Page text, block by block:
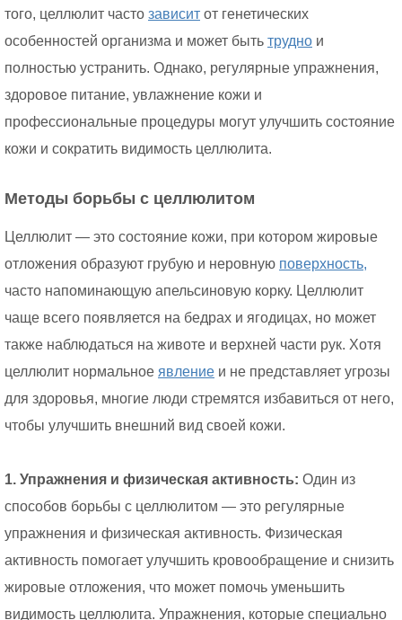
того, целлюлит часто зависит от генетических
особенностей организма и может быть трудно и
полностью устранить. Однако, регулярные упражнения,
здоровое питание, увлажнение кожи и
профессиональные процедуры могут улучшить состояние
кожи и сократить видимость целлюлита.
Методы борьбы с целлюлитом
Целлюлит — это состояние кожи, при котором жировые
отложения образуют грубую и неровную поверхность,
часто напоминающую апельсиновую корку. Целлюлит
чаще всего появляется на бедрах и ягодицах, но может
также наблюдаться на животе и верхней части рук. Хотя
целлюлит нормальное явление и не представляет угрозы
для здоровья, многие люди стремятся избавиться от него,
чтобы улучшить внешний вид своей кожи.
1. Упражнения и физическая активность: Один из
способов борьбы с целлюлитом — это регулярные
упражнения и физическая активность. Физическая
активность помогает улучшить кровообращение и снизить
жировые отложения, что может помочь уменьшить
видимость целлюлита. Упражнения, которые специально